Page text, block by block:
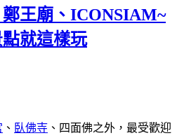
王廟、ICONSIAM~
就這樣玩
、 臥佛寺 、四面佛之外，最受歡迎